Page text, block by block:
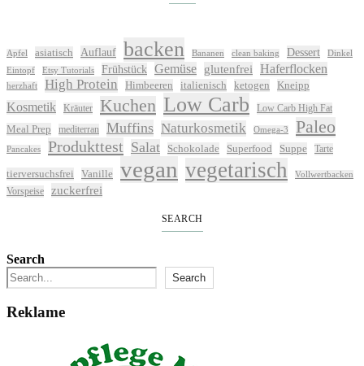
Apfel asiatisch Auflauf backen Bananen clean baking Dessert
Dinkel
Eintopf
Etsy Tutorials Frühstück Gemüse glutenfrei Haferflocken
herzhaft High Protein Himbeeren italienisch ketogen Kneipp
Kosmetik Kräuter Kuchen Low Carb Low Carb High Fat
Meal Prep mediterran Muffins Naturkosmetik Omega-3 Paleo
Pancakes Produkttest Salat Schokolade Superfood Suppe Tarte
tierversuchsfrei Vanille vegan vegetarisch Vollwertbacken
Vorspeise zuckerfrei
SEARCH
Search
Search
Reklame